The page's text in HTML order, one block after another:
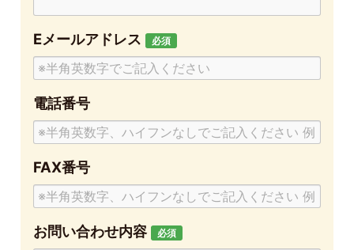
リ
ガ
ナ
Eメールアドレス 必須
電話番号
FAX番号
お問い合わせ内容 必須